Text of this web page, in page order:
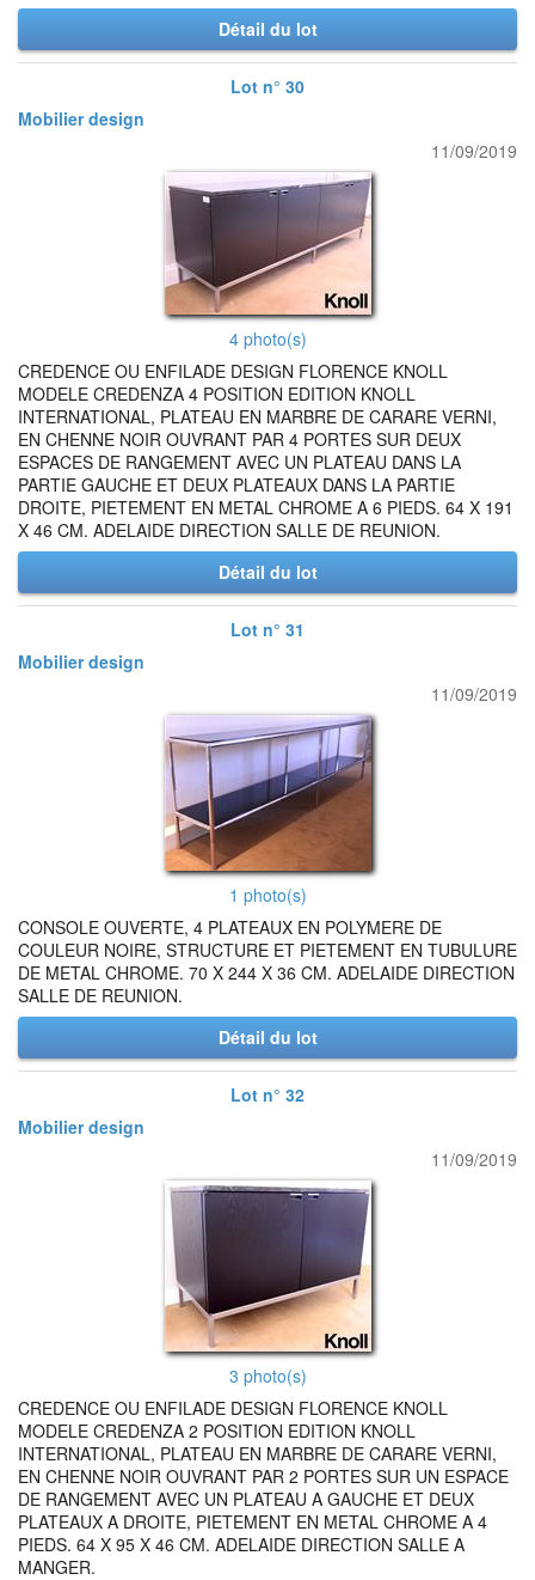
Détail du lot
Lot n° 30
Mobilier design
11/09/2019
4 photo(s)
CREDENCE OU ENFILADE DESIGN FLORENCE KNOLL
MODELE CREDENZA 4 POSITION EDITION KNOLL
INTERNATIONAL, PLATEAU EN MARBRE DE CARARE VERNI,
EN CHENNE NOIR OUVRANT PAR 4 PORTES SUR DEUX
ESPACES DE RANGEMENT AVEC UN PLATEAU DANS LA
PARTIE GAUCHE ET DEUX PLATEAUX DANS LA PARTIE
DROITE, PIETEMENT EN METAL CHROME A 6 PIEDS. 64 X 191
X 46 CM. ADELAIDE DIRECTION SALLE DE REUNION.
Détail du lot
Lot n° 31
Mobilier design
11/09/2019
1 photo(s)
CONSOLE OUVERTE, 4 PLATEAUX EN POLYMERE DE
COULEUR NOIRE, STRUCTURE ET PIETEMENT EN TUBULURE
DE METAL CHROME. 70 X 244 X 36 CM. ADELAIDE DIRECTION
SALLE DE REUNION.
Détail du lot
Lot n° 32
Mobilier design
11/09/2019
3 photo(s)
CREDENCE OU ENFILADE DESIGN FLORENCE KNOLL
MODELE CREDENZA 2 POSITION EDITION KNOLL
INTERNATIONAL, PLATEAU EN MARBRE DE CARARE VERNI,
EN CHENNE NOIR OUVRANT PAR 2 PORTES SUR UN ESPACE
DE RANGEMENT AVEC UN PLATEAU A GAUCHE ET DEUX
PLATEAUX A DROITE, PIETEMENT EN METAL CHROME A 4
PIEDS. 64 X 95 X 46 CM. ADELAIDE DIRECTION SALLE A
MANGER.